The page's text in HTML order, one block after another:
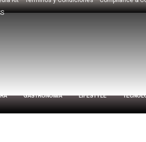
GASTRONOMÍA LIFESTYLE